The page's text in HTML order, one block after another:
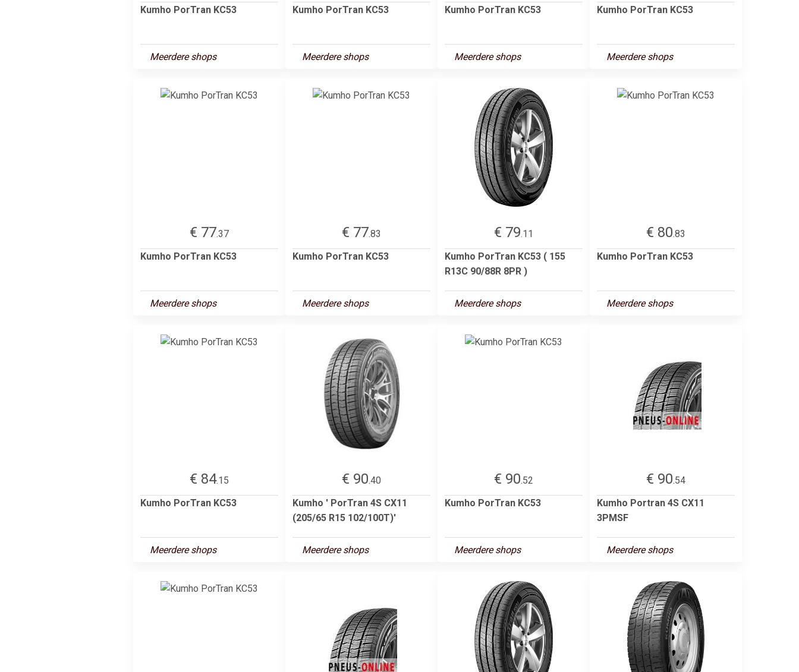
Kumho PorTran KC53
Meerdere shops
Kumho PorTran KC53
Meerdere shops
Kumho PorTran KC53
Meerdere shops
Kumho PorTran KC53
Meerdere shops
€ 77.37
Kumho PorTran KC53
Meerdere shops
€ 77.83
Kumho PorTran KC53
Meerdere shops
€ 79.11
Kumho PorTran KC53 ( 155
R13C 90/88R 8PR )
Meerdere shops
€ 80.83
Kumho PorTran KC53
Meerdere shops
€ 84.15
Kumho PorTran KC53
Meerdere shops
€ 90.40
Kumho ' PorTran 4S CX11
(205/65 R15 102/100T)'
Meerdere shops
€ 90.52
Kumho PorTran KC53
Meerdere shops
€ 90.54
Kumho Portran 4S CX11
3PMSF
Meerdere shops